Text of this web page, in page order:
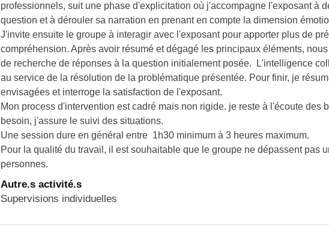
professionnels, suit une phase d'explicitation où j'accompagne l'exposant à
question et à dérouler sa narration en prenant en compte la dimension
J'invite ensuite le groupe à interagir avec l'exposant pour apporter plus de
compréhension. Après avoir résumé et dégagé les principaux éléments,
de recherche de réponses à la question initialement posée. L'intelligence
au service de la résolution de la problématique présentée. Pour finir, je
envisagées et interroge la satisfaction de l'exposant.
Mon process d'intervention est cadré mais non rigide. je reste à l'écoute des
besoin, j'assure le suivi des situations.
Une session dure en général entre 1h30 minimum à 3 heures maximum.
Pour la qualité du travail, il est souhaitable que le groupe ne dépassent pas
personnes.
Autre.s activité.s
Supervisions individuelles